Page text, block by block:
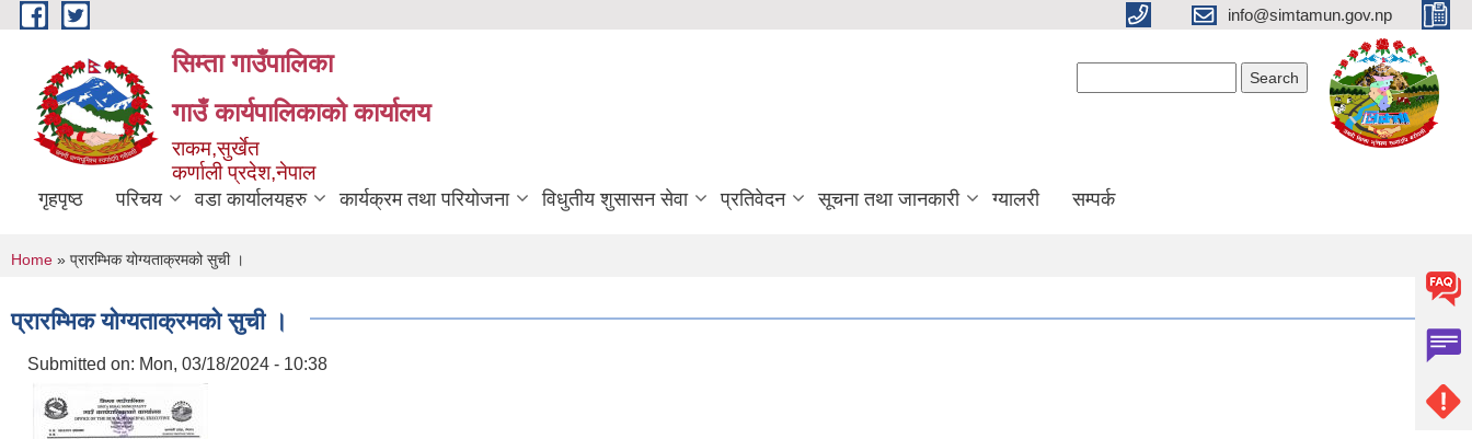
Skip to main content info@simtamun.gov.np
सिम्ता गाउँपालिका
गाउँ कार्यपालिकाको कार्यालय
राकम,सुर्खेत
कर्णाली प्रदेश,नेपाल
गृहपृष्ठ परिचय वडा कार्यालयहरु कार्यक्रम तथा परियोजना विधुतीय शुसासन सेवा प्रतिवेदन सूचना तथा जानकारी ग्यालरी सम्पर्क
You are here
Home » प्रारम्भिक योग्यताक्रमको सुची ।
प्रारम्भिक योग्यताक्रमको सुची ।
Submitted on: Mon, 03/18/2024 - 10:38